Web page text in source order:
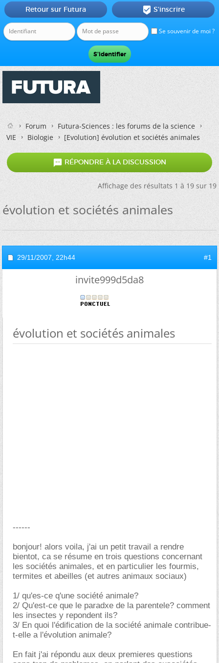
Se souvenir de moi ?
Retour sur Futura  S'inscrire
Forum
Futura-Sciences : les forums de la science
VIE
Biologie [Evolution]évolution et sociétés animales
 RÉPONDRE À LA DISCUSSION
Affichage des résultats 1 à 19 sur 19
évolution et sociétés animales
29/11/2007, 22h44 #1
invite999d5da8
évolution et sociétés animales
------
bonjour! alors voila, j'ai un petit travail a rendre
bientot, ca se résume en trois questions concernant
les sociétés animales, et en particulier les fourmis,
termites et abeilles (et autres animaux sociaux)
1/ qu'es-ce q'une société animale?
2/ Qu'est-ce que le paradxe de la parentele? comment
les insectes y repondent ils?
3/ En quoi l'édification de la société animale contribue-
t-elle a l'évolution animale?
En fait j'ai répondu aux deux premieres questions